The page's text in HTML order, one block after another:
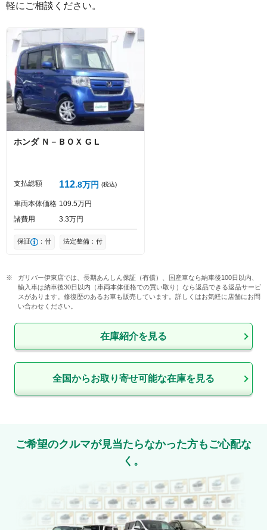
絵文字は投稿時に削除します
Captcha
軽にご相談ください。
ホンダ Ｎ－ＢＯＸ G L
支払総額 112 8万円 (税込)
車両本体価格 109 5万円
諸費用
3 3万円
保証 ：付 法定整備：付
ガリバー伊東店では、長期あんしん保証（有償）、国産車なら納車後100日以内、
輸入車は納車後30日以内（車両本体価格での買い取り）なら返品できる返品サービ
スがあります。修復歴のあるお車も販売しています。詳しくはお気軽に店舗にお問
い合わせください。
在庫紹介を見る
全国からお取り寄せ可能な在庫を見る
ご希望のクルマが見当たらなかった方もご心配な
く。